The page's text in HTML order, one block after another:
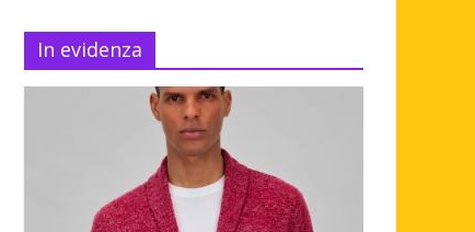
In evidenza